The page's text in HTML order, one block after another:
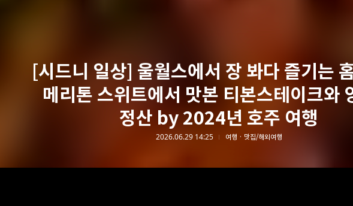
[시드니 일상] 울월스에서 장 봐다 즐기는
메리톤 스위트에서 맛본 티본스테이크와
정산 by 2024년 호주 여행
2026.06.29 14:25 여행 · 맛집/해외여행